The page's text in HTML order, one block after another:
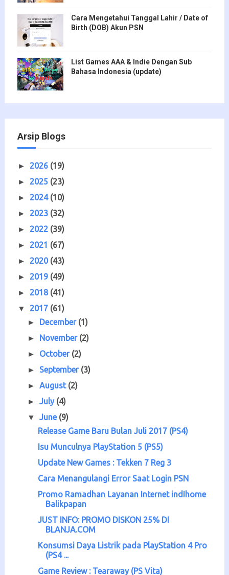
Cara Mengetahui Tanggal Lahir / Date of
Birth (DOB) Akun PSN
List Games AAA & Indie Dengan Sub
Bahasa Indonesia (update)
Arsip Blogs
► 2026 (19)
► 2025 (23)
► 2024 (10)
► 2023 (32)
► 2022 (39)
► 2021 (67)
► 2020 (43)
► 2019 (49)
► 2018 (41)
▼ 2017 (61)
► December (1)
► November (2)
► October (2)
►September (3)
►August (2)
►July (4)
▼June (9)
Release Game Baru Bulan Juli 2017 (PS4)
Isu Munculnya PlayStation 5 (PS5)
Update New Games : Tekken 7 Reg 3
Cara Menangulangi Error Saat Login PSN
Promo Ramadhan Layanan Internet indIhome
Balikpapan
JUST INFO: PROMO DISKON 25% DI
BLANJA.COM
Konsumsi Daya Listrik pada PlayStation 4 Pro
(PS4 ...
Game Review : Tearaway (PS Vita)